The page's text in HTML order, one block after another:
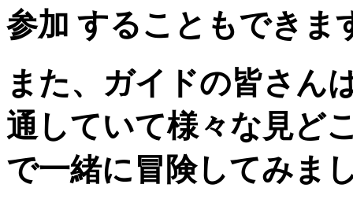
参加 することもできま
また、ガイドの皆さん
通していて様々な見ど
で一緒に冒険してみま